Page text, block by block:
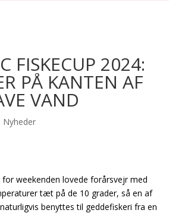
FISKECUP 2024:
PÅ KANTEN AF
VAND
Nyheder
for weekenden lovede forårsvejr med
tæt på de 10 grader, så en af
benyttes til geddefiskeri fra en